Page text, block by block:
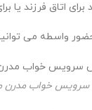
اتاق فرزند یا
واسطه می
خواب مدرن